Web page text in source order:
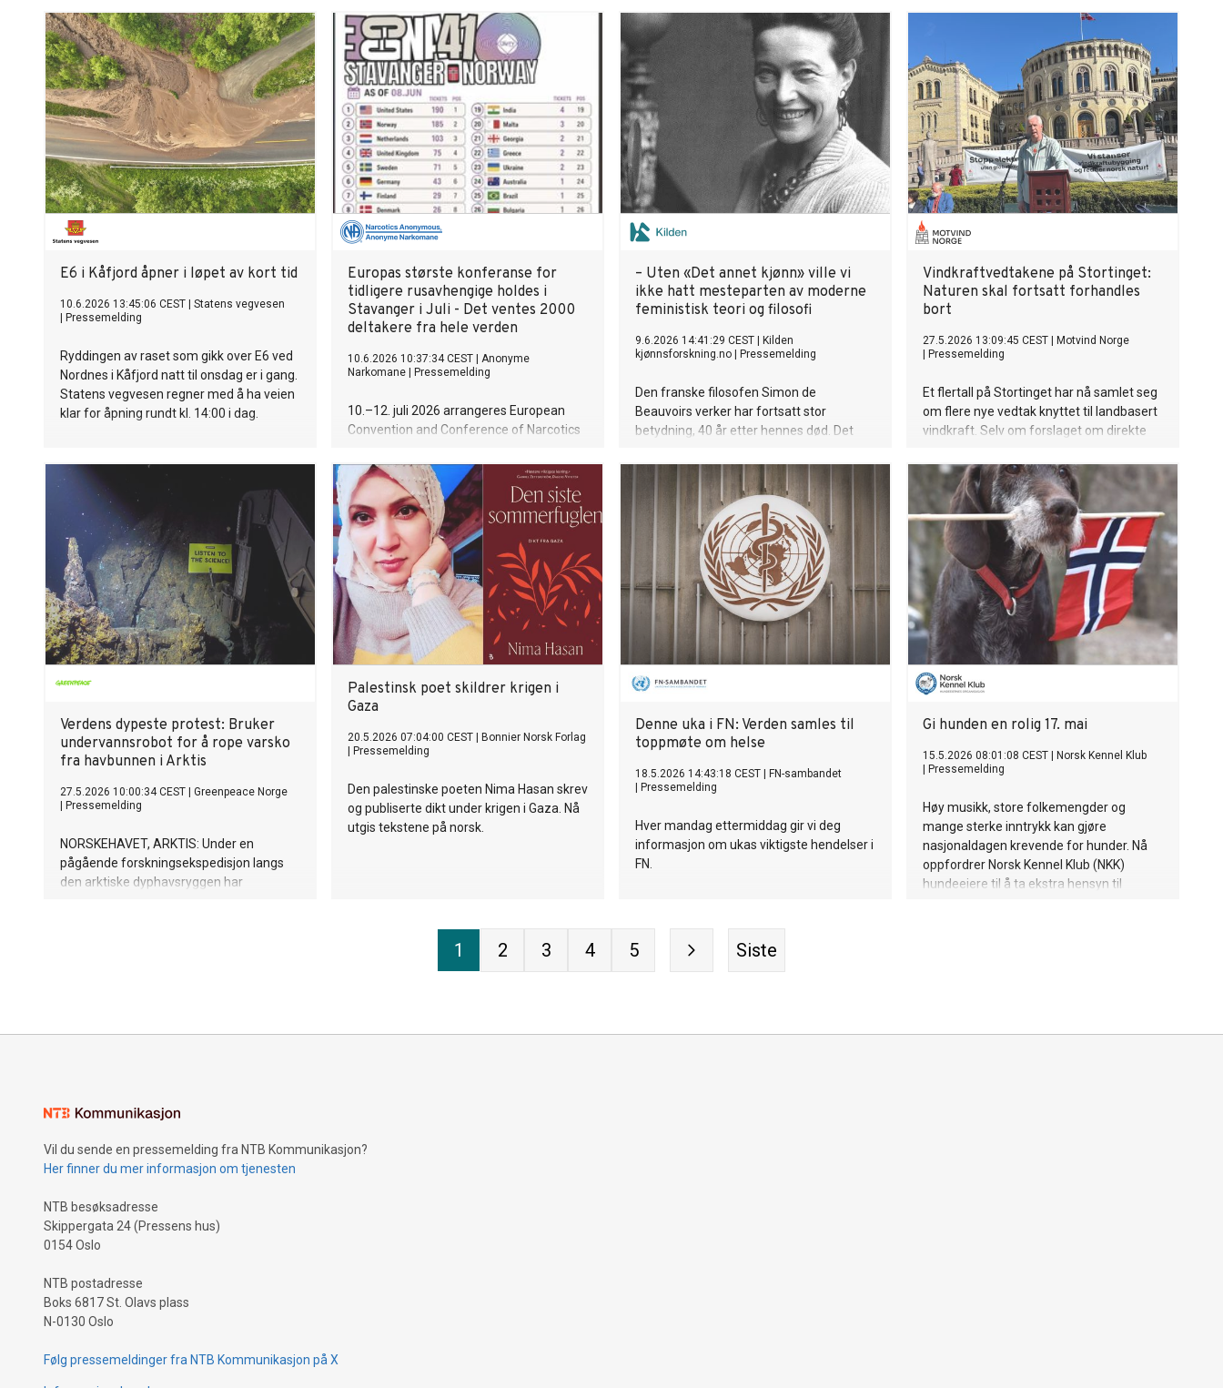
Organisasjonen advarer om dramatiske
konsekvenser for mindre, familieeide
havbruksselskaper langs kysten.
beste tips.
«Religiøse lederes rolle i arbeidet for
bærekraftig fred og utvikling». Under
konferansen presenterte senteret to
konseptdokumenter for sine
internasjonale partnere: «Etisk kodeks for
bruk av kunstig intelligens» og
«Religionenes rolle i bekjempelsen av
klimaendringer».
E6 i Kåfjord åpner i løpet av kort tid
10.6.2026 13:45:06 CEST
Statens vegvesen
Pressemelding
Ryddingen av raset som gikk over E6 ved
Nordnes i Kåfjord natt til onsdag er i gang.
Statens vegvesen regner med å ha veien
klar for åpning rundt kl. 14:00 i dag.
Europas største konferanse for
tidligere rusavhengige holdes i
Stavanger i Juli - Det ventes 2000
deltakere fra hele verden
10.6.2026 10:37:34 CEST
Anonyme
Narkomane
Pressemelding
10.–12. juli 2026 arrangeres European
Convention and Conference of Narcotics
Stavanger. Rundt 2000 (tidligere)
rusavhengige fra Norge, Europa, USA og
andre deler av verden ventes til
konferansen som for første arrangeres i
Norge. Konferansen samler mennesker
som har lagt eller ønsker å legge rusen
bak seg og sammen har funnet en ny
måte å leve på. Gjennom tre dager skal de
dele erfaringer, styrke og håp med
hverandre – og vise at det er mulig å
komme seg ut av rusavhengighet og
skape en ny og bedre framtid.
– Uten «Det annet kjønn» ville vi
ikke hatt mesteparten av moderne
feministisk teori og filosofi
9.6.2026 14:41:29 CEST
Kilden
kjønnsforskning.no
Pressemelding
Den franske filosofen Simon de
Beauvoirs verker har fortsatt stor
betydning, 40 år etter hennes død. Det
på Nasjonalbiblioteket, hvor blant annet
Toril Moi, Tove Pettersen og Kristin
Gjesdal holdt innlegg.
Vindkraftvedtakene på Stortinget:
Naturen skal fortsatt forhandles
bort
27.5.2026 13:09:45 CEST
Motvind Norge
Pressemelding
Et flertall på Stortinget har nå samlet seg
om flere nye vedtak knyttet til landbasert
vindkraft. Selv om forslaget om direkte
flertall denne gangen, er retningen
fortsatt tydelig: sterkere nasjonalt press
på kommuner og lokalpolitikere for å få
bygget ut mer vindkraft.
Verdens dypeste protest: Bruker
undervannsrobot for å rope varsko
fra havbunnen i Arktis
27.5.2026 10:00:34 CEST
Greenpeace Norge
Pressemelding
NORSKEHAVET, ARKTIS: Under en
pågående forskningsekspedisjon langs
den arktiske dyphavsryggen har
Palestinsk poet skildrer krigen i
Gaza
20.5.2026 07:04:00 CEST
Bonnier Norsk Forlag
Pressemelding
Den palestinske poeten Nima Hasan skrev
og publiserte dikt under krigen i Gaza. Nå
utgis tekstene på norsk.
Denne uka i FN: Verden samles til
toppmøte om helse
18.5.2026 14:43:18 CEST
FN-sambandet
Pressemelding
Hver mandag ettermiddag gir vi deg
informasjon om ukas viktigste hendelser i
FN.
Gi hunden en rolig 17. mai
15.5.2026 08:01:08 CEST
Norsk Kennel Klub
Pressemelding
Høy musikk, store folkemengder og
mange sterke inntrykk kan gjøre
nasjonaldagen krevende for hunder. Nå
oppfordrer Norsk Kennel Klub (NKK)
hundeeiere til å ta ekstra hensyn til
1 2 3 4 5 Siste
Vil du sende en pressemelding fra NTB Kommunikasjon?
Her finner du mer informasjon om tjenesten
NTB besøksadresse
Skippergata 24 (Pressens hus)
0154 Oslo
NTB postadresse
Boks 6817 St. Olavs plass
N-0130 Oslo
Følg pressemeldinger fra NTB Kommunikasjon på X